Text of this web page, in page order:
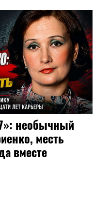
необычный
месть
вместе